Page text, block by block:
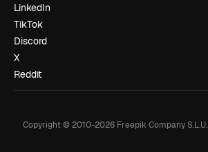
LinkedIn
TikTok
Discord
X
Reddit
Copyright © 2010-2026Freepik Company S.L.U.